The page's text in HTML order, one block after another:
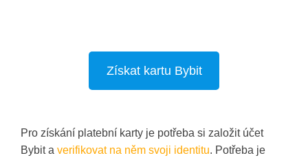
Získat kartu Bybit
Pro získání platební karty je potřeba si založit účet
Bybit a verifikovat na něm svoji identitu. Potřeba je